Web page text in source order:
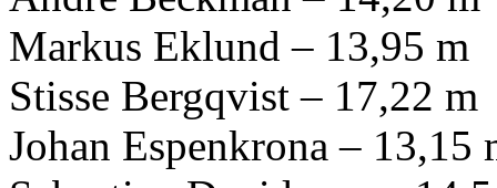
Markus Eklund – 13,95 m
Stisse Bergqvist – 17,22 m
Johan Espenkrona – 13,15